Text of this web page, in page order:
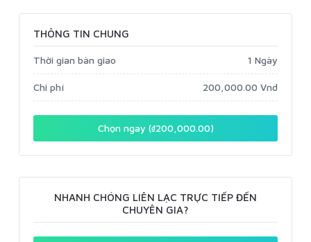
THÔNG TIN CHUNG
Thời gian bàn giao 1 Ngày
Chi phí 200,000.00 Vnd
Chọn ngay (₫200,000.00)
NHANH CHÓNG LIÊN LẠC TRỰC TIẾP ĐẾN
CHUYÊN GIA?